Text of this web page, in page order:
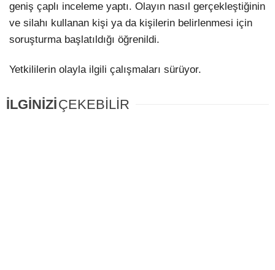
geniş çaplı inceleme yaptı. Olayın nasıl gerçekleştiğinin
ve silahı kullanan kişi ya da kişilerin belirlenmesi için
soruşturma başlatıldığı öğrenildi.
Yetkililerin olayla ilgili çalışmaları sürüyor.
İLGİNİZİÇEKEBİLİR